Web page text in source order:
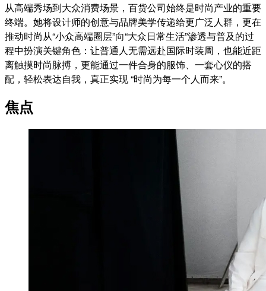
从高端秀场到大众消费场景，百货公司始终是时尚产业的重要
终端。她将设计师的创意与品牌美学传递给更广泛人群，更在
推动时尚从“小众高端圈层”向“大众日常生活”渗透与普及的过
程中扮演关键角色：让普通人无需远赴国际时装周，也能近距
离触摸时尚脉搏，更能通过一件合身的服饰、一套心仪的搭
配，轻松表达自我，真正实现 “时尚为每一个人而来”。
焦点